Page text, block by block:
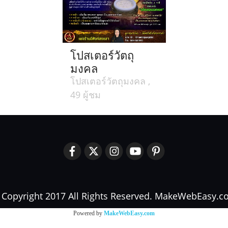
โปสเตอร์วัตถุ
มงคล
โปสเตอร์วัตถุมงคล ,
49 ผู้ชม
Copyright 2017 All Rights Reserved.
Powered by MakeWebEasy.com